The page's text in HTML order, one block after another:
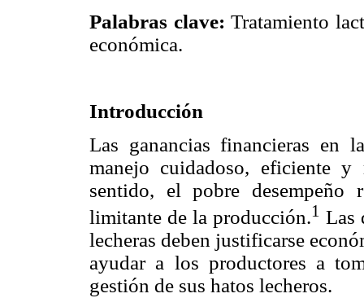
Palabras clave: Tratamiento
económica.
Introducción
Las ganancias financieras en
manejo cuidadoso, eficiente
sentido, el pobre
limitante de la producción.1 Las
lecheras deben justificarse
ayudar a los productores a
gestión de sus hatos lecheros.